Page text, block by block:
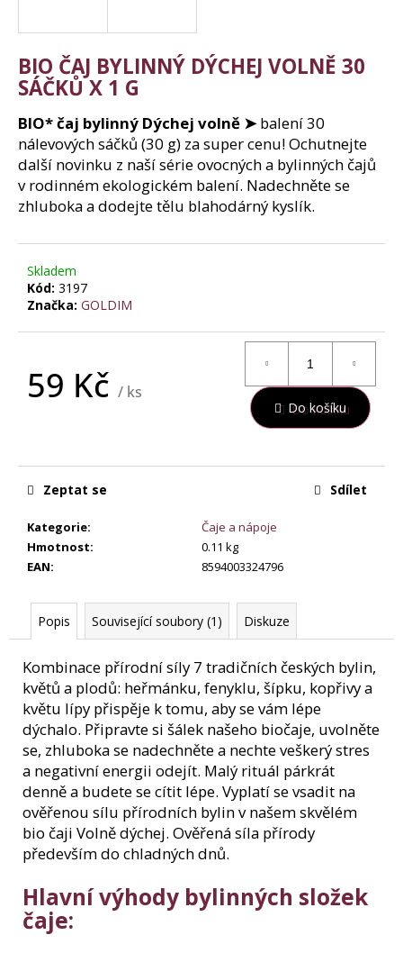
BIO ČAJ BYLINNÝ DÝCHEJ VOLNĚ 30
SÁČKŮ X 1 G
BIO* čaj bylinný Dýchej volně ➤balení 30
nálevových sáčků (30 g) za super cenu! Ochutnejte
další novinku z naší série ovocných a bylinných čajů
v rodinném ekologickém balení. Nadechněte se
zhluboka a dodejte tělu blahodárný kyslík.
Skladem
Kód: 3197
Značka: GOLDIM
59 Kč / ks
Do košíku
Kategorie:
Čaje a nápoje
Hmotnost:
0.11 kg
EAN: 8594003324796
Zeptat se Sdílet
Popis Související soubory (1) Diskuze
Kombinace přírodní síly 7 tradičních českých bylin,
květů a plodů: heřmánku, fenyklu, šípku, kopřivy a
květu lípy přispěje k tomu, aby se vám lépe
dýchalo. Připravte si šálek našeho biočaje, uvolněte
se, zhluboka se nadechněte a nechte veškerý stres
a negativní energii odejít. Malý rituál párkrát
denně a budete se cítit lépe. Vyplatí se vsadit na
ověřenou sílu přírodních bylin v našem skvělém
bio čaji Volně dýchej. Ověřená síla přírody
především do chladných dnů.
Hlavní výhody bylinných složek
čaje:
?
Hledat
o
p
o
u
u
FATBURN
DOPLNĚK
STRAVY
369
Kč